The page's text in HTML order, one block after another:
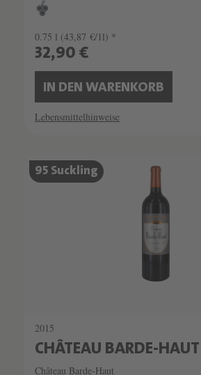
0.75 l (43,87 €/1l) *
32,90 €
IN DEN WARENKORB
Lebensmittelhinweise
95 Suckling
2015
CHÂTEAU BARDE-HAUT
Château Barde-Haut